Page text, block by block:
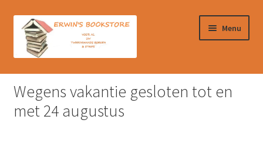
door
naar
naar
Menu
Home
Afrekenen
Wegens vakantie gesloten tot en
met 24 augustus